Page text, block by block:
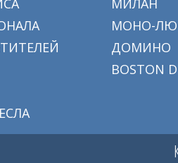
МИЛАН
МОНО-
ДОМИНО
BOSTON